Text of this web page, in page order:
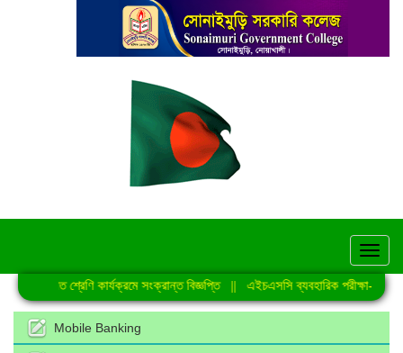
নিয়মিত শ্রেণি কার্যক্রমে সংক্রান্ত বিজ্ঞপ্তি||এইচএসসি ব্যবহারিক পরীক্ষা-2026
Mobile Banking